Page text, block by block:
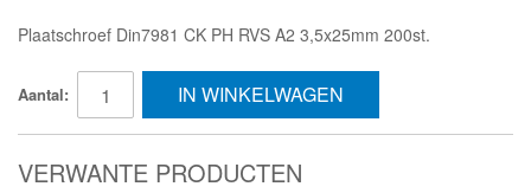
Plaatschroef Din7981 CK PH RVS A2 3,5x25mm 200st.
Aantal: IN WINKELWAGEN
VERWANTE PRODUCTEN